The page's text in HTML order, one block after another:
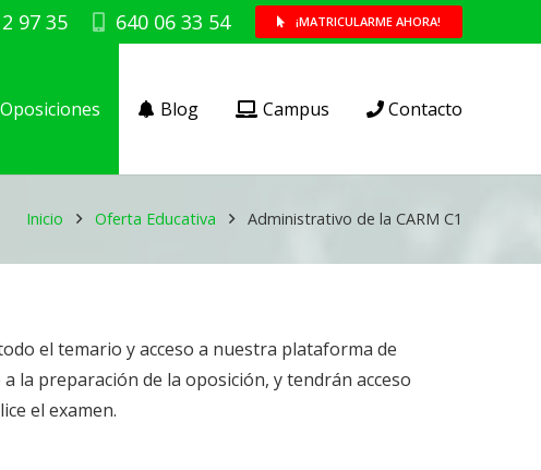
97 35 640 06 33 54 ¡MATRICULARME AHORA!
Oposiciones Blog Campus Contacto
Inicio Oferta Educativa Administrativo de la CARM C1
el temario y acceso a nuestra plataforma de
la preparación de la oposición, y tendrán acceso
el examen.